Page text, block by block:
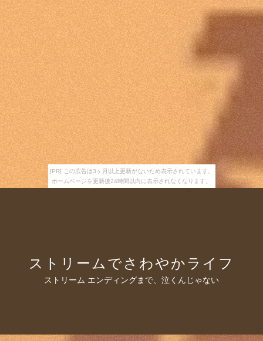
[PR] この広告は3ヶ月以上更新がないため表示されています。
ホームページを更新後24時間以内に表示されなくなります。
ストリームでさわやかライフ
ストリーム エンディングまで、泣くんじゃない